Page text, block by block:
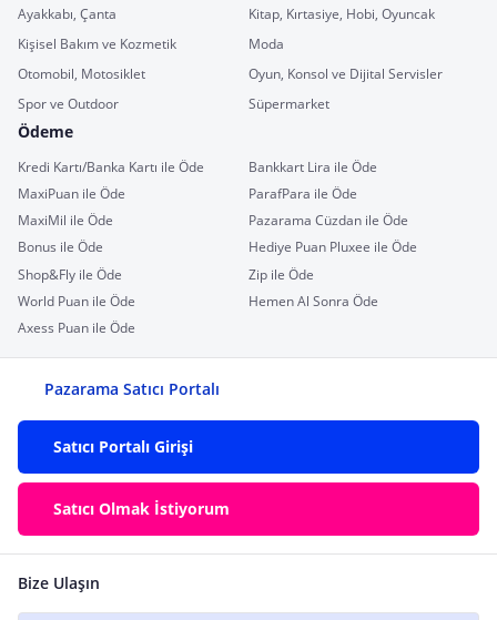
Ayakkabı, Çanta
Kitap, Kırtasiye, Hobi, Oyuncak
Kişisel Bakım ve Kozmetik
Moda
Otomobil, Motosiklet
Oyun, Konsol ve Dijital Servisler
Spor ve Outdoor
Süpermarket
Ödeme
Kredi Kartı/Banka Kartı ile Öde
Bankkart Lira ile Öde
MaxiPuan ile Öde
ParafPara ile Öde
MaxiMil ile Öde
Pazarama Cüzdan ile Öde
Bonus ile Öde
Hediye Puan Pluxee ile Öde
Shop&Fly ile Öde
Zip ile Öde
World Puan ile Öde
Hemen Al Sonra Öde
Axess Puan ile Öde
Pazarama Satıcı Portalı
Satıcı Portalı Girişi
Satıcı Olmak İstiyorum
Bize Ulaşın